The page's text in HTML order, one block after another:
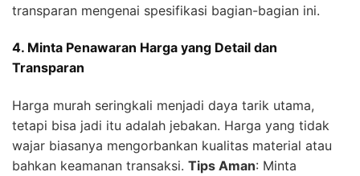
transparan mengenai spesifikasi bagian-bagian ini.
4. Minta Penawaran Harga yang Detail dan
Transparan
Harga murah seringkali menjadi daya tarik utama,
tetapi bisa jadi itu adalah jebakan. Harga yang tidak
wajar biasanya mengorbankan kualitas material atau
bahkan keamanan transaksi. Tips Aman: Minta